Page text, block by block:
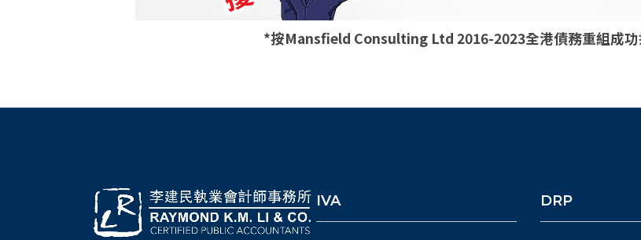
*按Mansfield Consulting Ltd 2016-2023全港債務重組成功
IVA DRP